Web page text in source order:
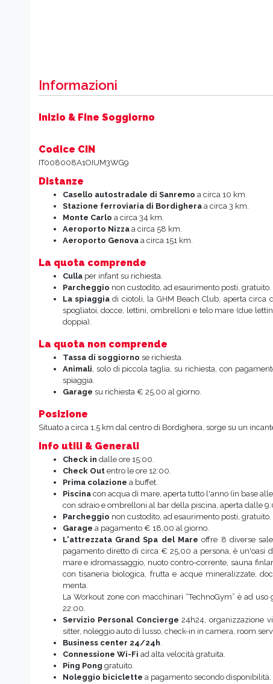
IT008008A1OIUM3WG9
Distanze
Casello autostradale di Sanremo
Stazione ferroviaria di Bordighera a circa 3 km.
Monte Carloa circa 34 km.
Aeroporto Nizzaa circa 58 km.
Aeroporto Genovaa circa 151 km.
La quota comprende
Cullaper infant su richiesta.
Parcheggionon custodito, ad esaurimento posti,
La spiaggia di ciotoli, la GHM Beach Club, aperta circa
spogliatoi, docce, lettini, ombrelloni e telo mare (due
doppia).
La quota non comprende
Tassa di soggiornose richiesta.
Animali, solo di piccola taglia, su richiesta, con
spiaggia.
Garage
Posizione
Situato a circa 1,5 km dal centro di Bordighera, sorge su un
Info utili & Generali
Check indalle ore 15:00.
Check Outentro le ore 12:00.
Prima colazione a buffet.
Piscinacon acqua di mare, aperta tutto l'anno (in base
con sdraio e ombrelloni al bar della piscina, aperta dalle
Parcheggionon custodito, ad esaurimento posti, gratuito.
Garagea pagamento € 18,00 al giorno.
L'attrezzata Grand Spa del Mareoffre 8 diverse
pagamento diretto di circa € 25,00 a persona, è un'oasi
mare e idromassaggio, nuoto contro-corrente, sauna
con tisaneria biologica, frutta e acque mineralizzate,
menta.
La Workout zone con macchinari “TechnoGym” è ad
22:00.
Servizio Personal Concierge
sitter, noleggio auto di lusso, check-in in camera, room
Business center 24/24h.
Connessione Wi-Fiad alta velocità gratuita.
Ping Ponggratuito.
Noleggio biciclette
Noleggio scootera pagamento secondo disponibilità.